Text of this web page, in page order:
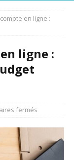
en ligne :
ligne :
fermés